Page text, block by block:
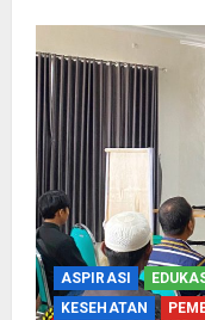
ASPIRASI
KESEHATAN